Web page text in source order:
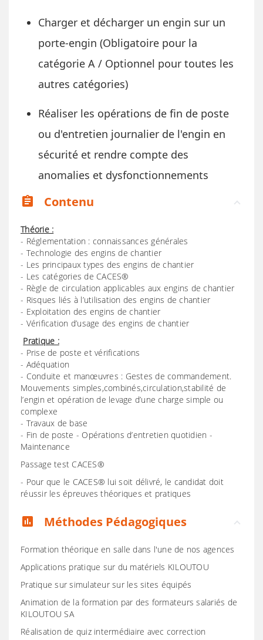
Charger et décharger un engin sur un
porte-engin (Obligatoire pour la
catégorie A / Optionnel pour toutes les
autres catégories)
Réaliser les opérations de fin de poste
ou d'entretien journalier de l'engin en
sécurité et rendre compte des
anomalies et dysfonctionnements
assignment
Contenu
Théorie :
- Réglementation : connaissances générales
- Technologie des engins de chantier
- Les principaux types des engins de chantier
- Les catégories de CACES®
- Règle de circulation applicables aux engins de chantier
- Risques liés à l’utilisation des engins de chantier
- Exploitation des engins de chantier
- Vérification d’usage des engins de chantier
Pratique :
- Prise de poste et vérifications
- Adéquation
- Conduite et manœuvres : Gestes de commandement.
Mouvements simples,combinés,circulation,stabilité de
l’engin et opération de levage d’une charge simple ou
complexe
- Travaux de base
- Fin de poste - Opérations d’entretien quotidien -
Maintenance
Passage test CACES®
- Pour que le CACES® lui soit délivré, le candidat doit
réussir les épreuves théoriques et pratiques
assessment Méthodes Pédagogiques
Formation théorique en salle dans l'une de nos agences
Applications pratique sur du matériels KILOUTOU
Pratique sur simulateur sur les sites équipés
Animation de la formation par des formateurs salariés de
KILOUTOU SA
Réalisation de quiz intermédiaire avec correction